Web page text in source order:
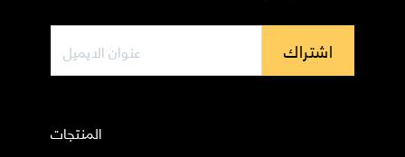
اشتراك
المنتجات